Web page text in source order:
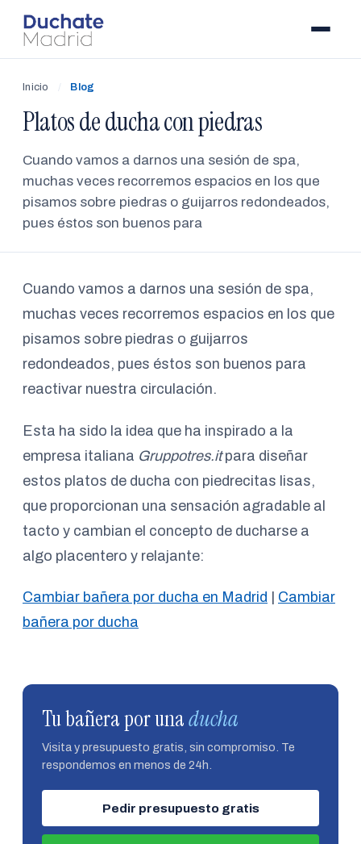
Inicio / Blog
Platos de ducha con piedras
Cuando vamos a darnos una sesión de spa,
muchas veces recorremos espacios en los que
pisamos sobre piedras o guijarros redondeados,
pues éstos son buenos para
Cuando vamos a darnos una sesión de spa,
muchas veces recorremos espacios en los que
pisamos sobre piedras o guijarros
redondeados, pues éstos son buenos para
reactivar nuestra circulación.
Esta ha sido la idea que ha inspirado a la
empresa italiana Gruppotres.itpara diseñar
estos platos de ducha con piedrecitas lisas,
que proporcionan una sensación agradable al
tacto y cambian el concepto de ducharse a
algo placentero y relajante:
Cambiar bañera por ducha en Madrid
Cambiar
bañera por ducha
Tu bañera por unaducha
Visita y presupuesto gratis, sin compromiso. Te
respondemos en menos de 24h.
Pedir presupuesto gratis